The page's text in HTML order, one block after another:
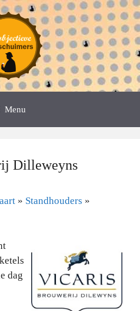
Menu
Dilleweyns
» Standhouders »
dag